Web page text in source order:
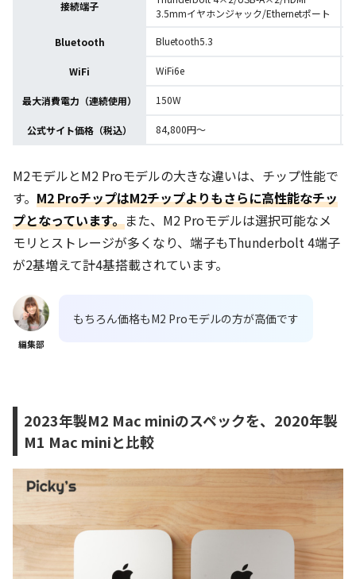
接続端子
3.5mmイヤホンジャック/Ethernetポート
Bluetooth Bluetooth5.3
WiFi WiFi6e
最大消費電力（連続使用） 150W
公式サイト価格（税込） 84,800円～
M2モデルとM2 Proモデルの大きな違いは、チップ性能で
す。 M2 ProチップはM2チップよりもさらに高性能なチッ
プとなっています。また、M2 Proモデルは選択可能なメ
モリとストレージが多くなり、端子もThunderbolt 4端子
が2基増えて計4基搭載されています。
編集部
もちろん価格もM2 Proモデルの方が高価です
2023年製M2 Mac miniのスペックを、2020年製
M1 Mac miniと比較